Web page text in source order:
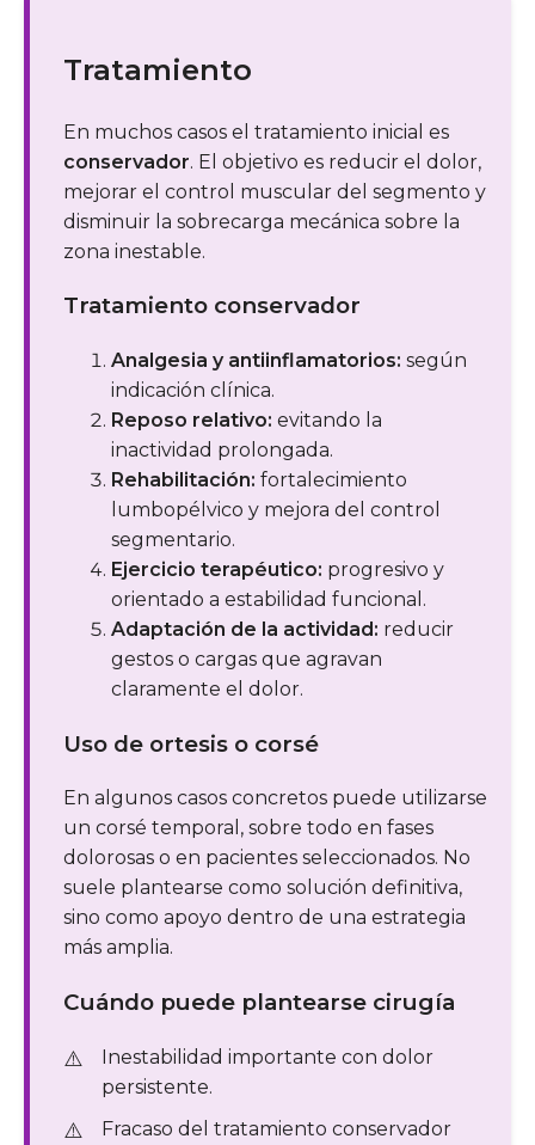
Tratamiento
En muchos casos el tratamiento inicial es
conservador. El objetivo es reducir el dolor,
mejorar el control muscular del segmento y
disminuir la sobrecarga mecánica sobre la
zona inestable.
Tratamiento conservador
Analgesia y antiinflamatorios: según
indicación clínica.
Reposo relativo: evitando la
inactividad prolongada.
Rehabilitación: fortalecimiento
lumbopélvico y mejora del control
segmentario.
Ejercicio terapéutico: progresivo y
orientado a estabilidad funcional.
Adaptación de la actividad: reducir
gestos o cargas que agravan
claramente el dolor.
Uso de ortesis o corsé
En algunos casos concretos puede utilizarse
un corsé temporal, sobre todo en fases
dolorosas o en pacientes seleccionados. No
suele plantearse como solución definitiva,
sino como apoyo dentro de una estrategia
más amplia.
Cuándo puede plantearse cirugía
Inestabilidad importante con dolor
persistente.
Fracaso del tratamiento conservador